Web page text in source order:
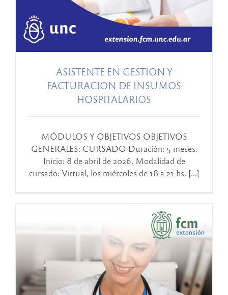
ASISTENTE EN GESTION Y
FACTURACION DE INSUMOS
HOSPITALARIOS
MÓDULOS Y OBJETIVOS OBJETIVOS
GENERALES: CURSADO Duración: 5 meses.
Inicio: 8 de abril de 2026. Modalidad de
cursado: Virtual, los miércoles de 18 a 21 hs. [...]